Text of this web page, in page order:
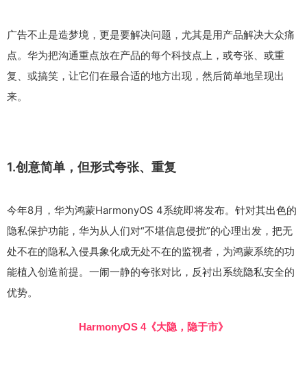
广告不止是造梦境，更是要解决问题，尤其是用产品解决大众痛
点。华为把沟通重点放在产品的每个科技点上，或夸张、或重
复、或搞笑，让它们在最合适的地方出现，然后简单地呈现出
来。
1.创意简单，但形式夸张、重复
今年8月，华为鸿蒙HarmonyOS 4系统即将发布。针对其出色的
隐私保护功能，华为从人们对“不堪信息侵扰”的心理出发，把无
处不在的隐私入侵具象化成无处不在的监视者，为鸿蒙系统的功
能植入创造前提。一闹一静的夸张对比，反衬出系统隐私安全的
优势。
HarmonyOS 4《大隐，隐于市》